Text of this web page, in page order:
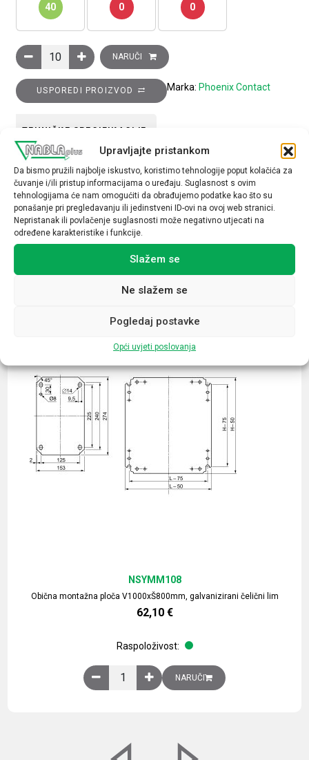
Upravljajte pristankom
Da bismo pružili najbolje iskustvo, koristimo tehnologije poput kolačića za
čuvanje i/ili pristup informacijama o uređaju. Suglasnost s ovim
tehnologijama će nam omogućiti da obrađujemo podatke kao što su
ponašanje pri pregledavanju ili jedinstveni ID-ovi na ovoj web stranici.
Nepristanak ili povlačenje suglasnosti može negativno utjecati na
određene karakteristike i funkcije.
Slažem se
Ne slažem se
Pogledaj postavke
Opći uvjeti poslovanja
40 0 0
Oznake za redne stezaljke, UC-TMF 5, bijela neoznačena
NARUČI
USPOREDI PROIZVOD Marka: Phoenix Contact
TEHNIČKE SPECIFIKACIJE
Tip opreme
Oznaka za stezaljke
Povezani proizvodi
Obična montažna ploča V1000xŠ800mm, galvanizirani čelični lim
NSYMM108
62,10 €
Raspoloživost:
Obična montažna ploča V1000xŠ800mm,
NARUČI